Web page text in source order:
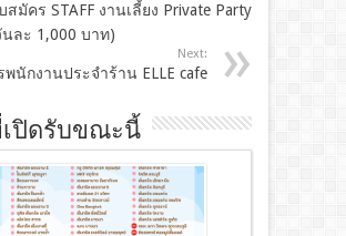
สมัคร STAFF งานเลี้ยง Private Party
นละ 1,000 บาท)
Next:
นักงานประจำร้าน ELLE cafe
ปิดรับขณะนี้